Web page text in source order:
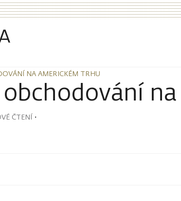
NA AMERICKÉM TRHU
NA AMERICKÉM TRHU
ČTENÍ・